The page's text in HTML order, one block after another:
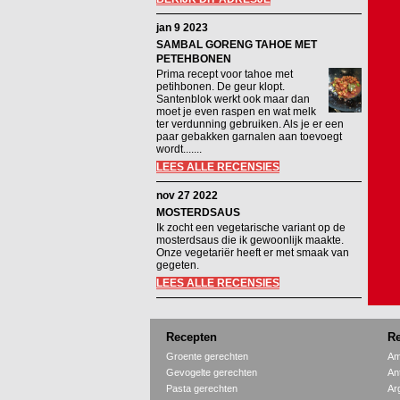
jan 9 2023
SAMBAL GORENG TAHOE MET
PETEHBONEN
Prima recept voor tahoe met
petihbonen. De geur klopt.
Santenblok werkt ook maar dan
moet je even raspen en wat melk
ter verdunning gebruiken. Als je er een
paar gebakken garnalen aan toevoegt
wordt.......
LEES ALLE RECENSIES
nov 27 2022
MOSTERDSAUS
Ik zocht een vegetarische variant op de
mosterdsaus die ik gewoonlijk maakte.
Onze vegetariër heeft er met smaak van
gegeten.
LEES ALLE RECENSIES
Recepten
Groente gerechten
Gevogelte gerechten
Pasta gerechten